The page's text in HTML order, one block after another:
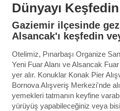
Dünyayı Keşfedin
Gaziemir ilçesinde
Alsancak'ı keşfedin
Otelimiz, Pınarbaşı Organize
Yeni Fuar Alanı ve Alsancak
yer alır. Konuklar Konak Pier
Bornova Alışveriş Merkezi'nde
yemekleri tatmanın keyfine
yürüyüş yapabileceğiniz veya